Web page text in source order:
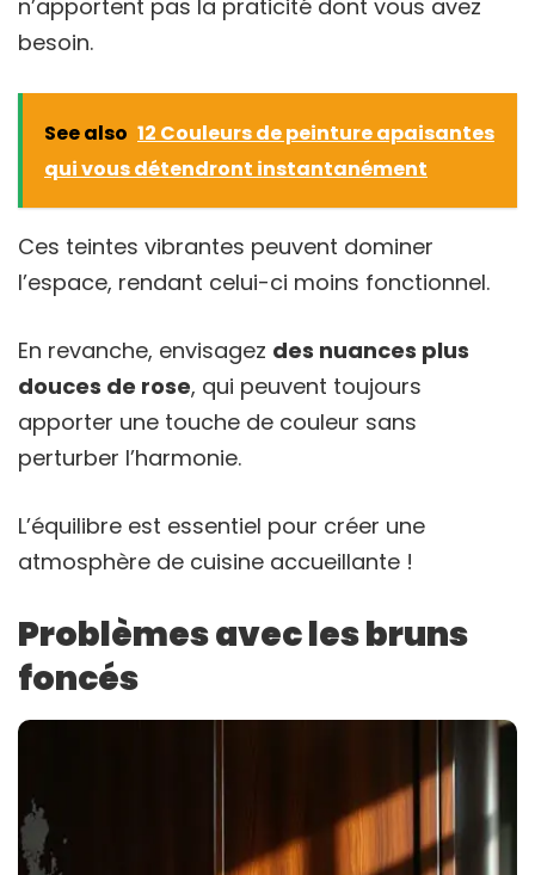
n’apportent pas la praticité dont vous avez
besoin.
See also 12 Couleurs de peinture apaisantes
qui vous détendront instantanément
Ces teintes vibrantes peuvent dominer
l’espace, rendant celui-ci moins fonctionnel.
En revanche, envisagez des nuances plus
douces de rose, qui peuvent toujours
apporter une touche de couleur sans
perturber l’harmonie.
L’équilibre est essentiel pour créer une
atmosphère de cuisine accueillante !
Problèmes avec les bruns
foncés